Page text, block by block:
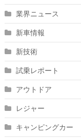
業界ニュース
新車情報
新技術
試乗レポート
アウトドア
レジャー
キャンピングカー